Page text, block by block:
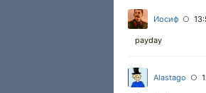
Иосиф ○
payday
Alastago ○